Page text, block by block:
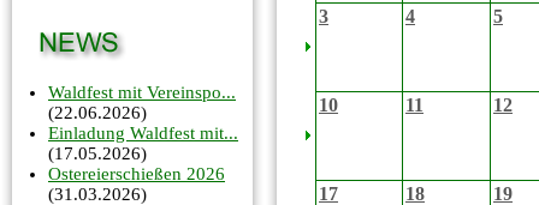
Waldfest mit Vereinspo...
(22.06.2026)
Einladung Waldfest mit...
(17.05.2026)
Ostereierschießen 2026
(31.03.2026)
3 4 5
10 11 12
17 18 19